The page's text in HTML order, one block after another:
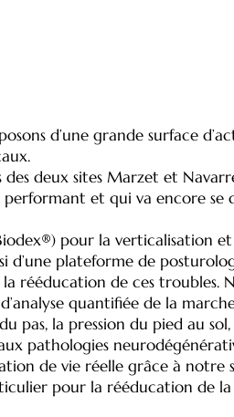
d’une grande surface
deux sites Marzet et
et qui va encore se
pour la verticalisation
d’une plateforme de
rééducation de ces troubles.
quantifiée de la
pas, la pression du pied au
pathologies
de vie réelle grâce à notre
pour la rééducation de